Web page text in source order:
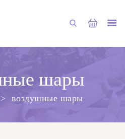
шары
воздушные шары